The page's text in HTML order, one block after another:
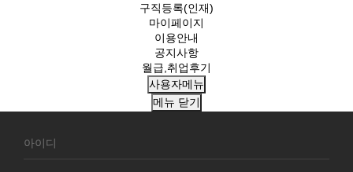
구직등록(인재)
마이페이지
이용안내
공지사항
월급,취업후기
사용자메뉴
메뉴 닫기
원